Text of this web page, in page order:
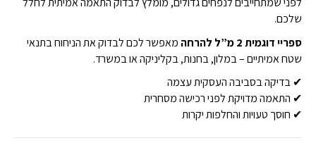
שלכם.
ספריי דוגמית 2 מ”ל להרחה
מאפשר לכם לבדוק את הניחוח בתנאי
שטח אמיתיים – במלון, בחנות, בקליניקה או במשרד.
✔ בדיקה בסביבה העסקית עצמה
✔ התאמה מדויקת לפני רכישה מסחרית
✔ חוסך טעויות והחלפות יקרות